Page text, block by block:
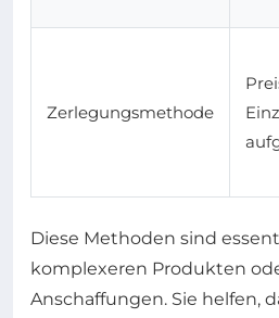
Zerlegungsmethode
Diese Methoden sind
komplexeren Produkten
Anschaffungen. Sie helfen,